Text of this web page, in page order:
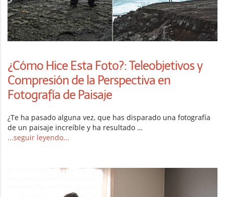
¿Cómo Hice Esta Foto?: Teleobjetivos y
Compresión de la Perspectiva en
Fotografía de Paisaje
¿Te ha pasado alguna vez, que has disparado una fotografía
de un paisaje increíble y ha resultado …
...seguir leyendo...